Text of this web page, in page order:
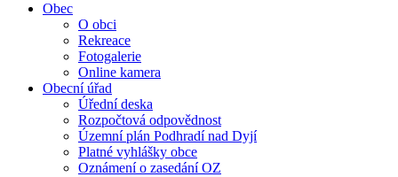
Obec
O obci
Rekreace
Fotogalerie
Online kamera
Obecní úřad
Úřední deska
Rozpočtová odpovědnost
Územní plán Podhradí nad Dyjí
Platné vyhlášky obce
Oznámení o zasedání OZ